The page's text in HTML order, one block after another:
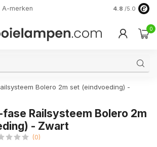
A-merken 4.8 /5.0
0
Bolero 2m set (eindvoeding) -
Railsysteem Bolero 2m
- Zwart
(0)